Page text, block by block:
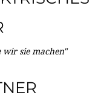
wir sie machen"